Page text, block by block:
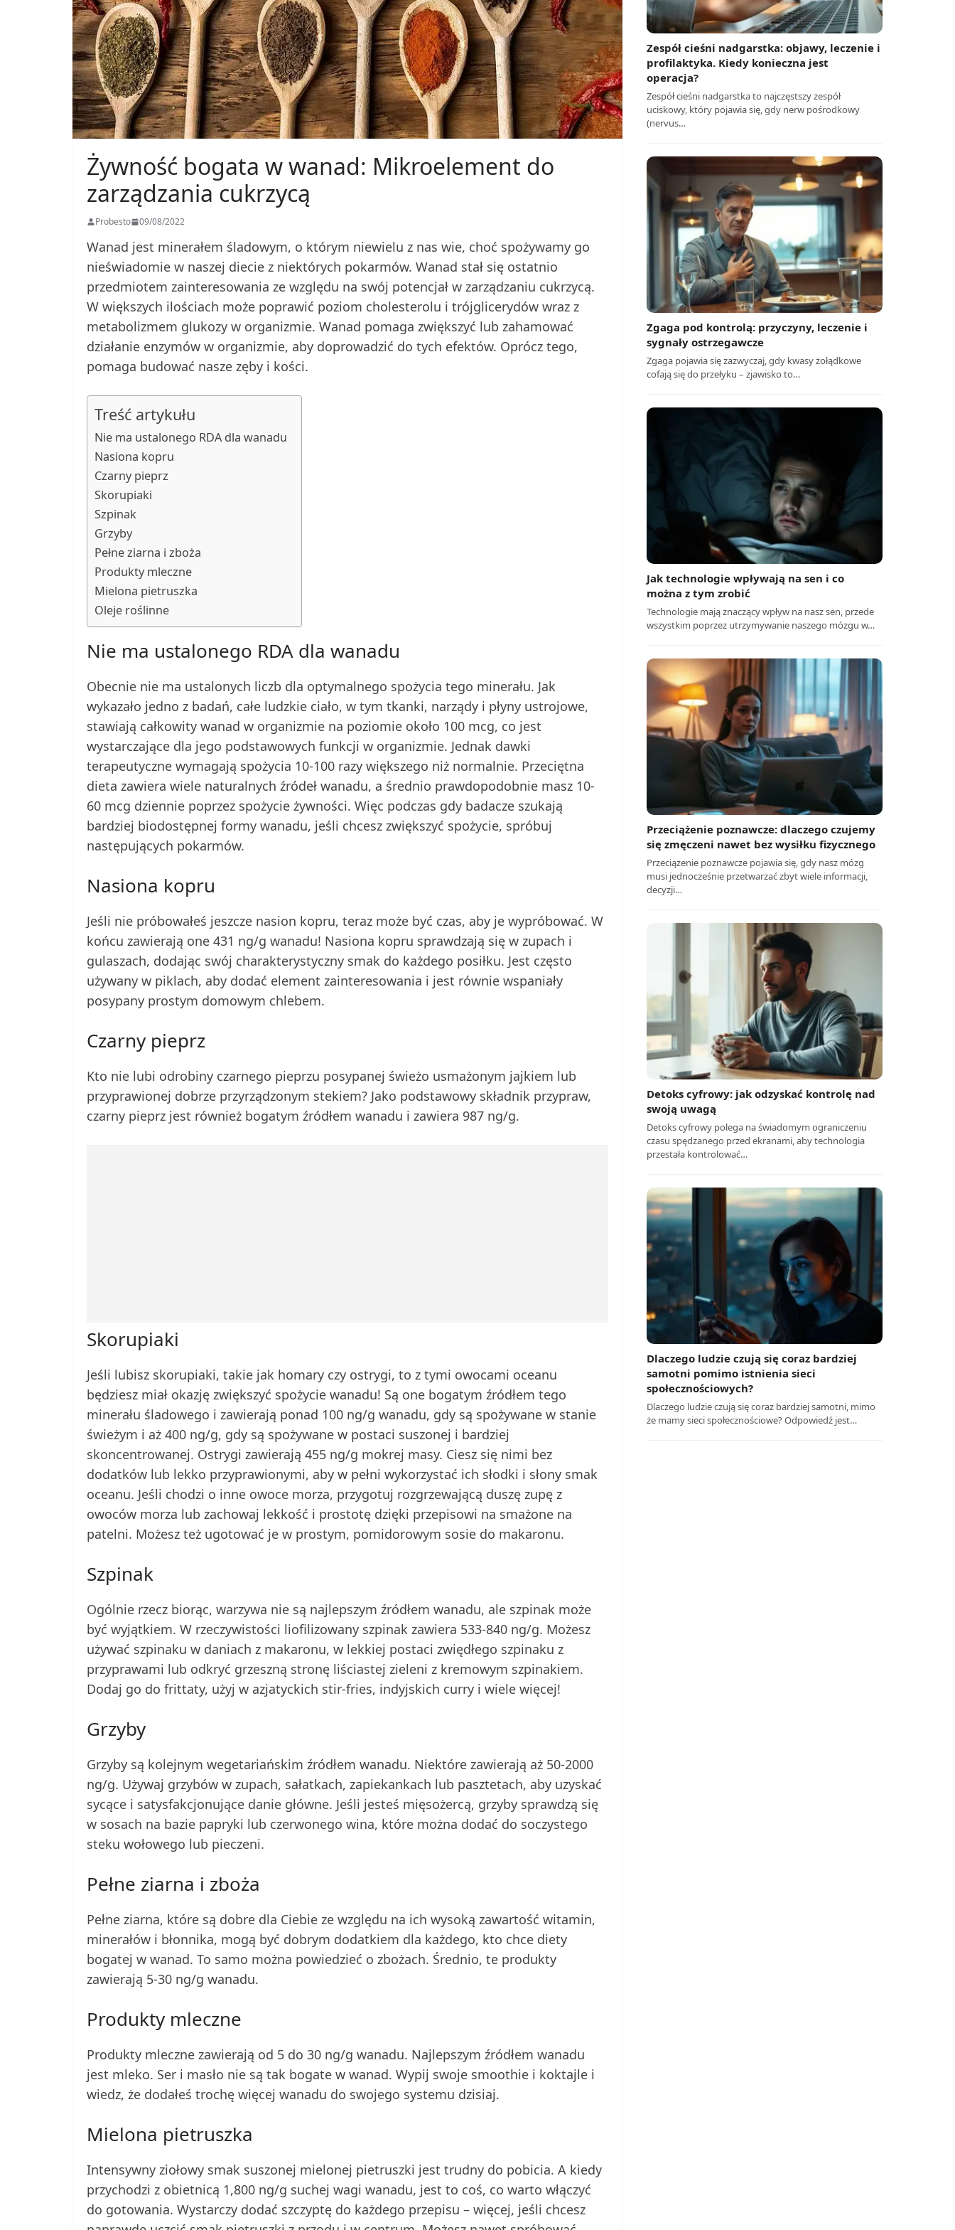
Żywność bogata w wanad: Mikroelement do
zarządzania cukrzycą
Probesto 09/08/2022
Wanad jest minerałem śladowym, o którym niewielu z nas wie, choć spożywamy go
nieświadomie w naszej diecie z niektórych pokarmów. Wanad stał się ostatnio
przedmiotem zainteresowania ze względu na swój potencjał w zarządzaniu cukrzycą.
W większych ilościach może poprawić poziom cholesterolu i trójglicerydów wraz z
metabolizmem glukozy w organizmie. Wanad pomaga zwiększyć lub zahamować
działanie enzymów w organizmie, aby doprowadzić do tych efektów. Oprócz tego,
pomaga budować nasze zęby i kości.
Treść artykułu
Nie ma ustalonego RDA dla wanadu
Nasiona kopru
Czarny pieprz
Skorupiaki
Szpinak
Grzyby
Pełne ziarna i zboża
Produkty mleczne
Mielona pietruszka
Oleje roślinne
Nie ma ustalonego RDA dla wanadu
Obecnie nie ma ustalonych liczb dla optymalnego spożycia tego minerału. Jak
wykazało jedno z badań, całe ludzkie ciało, w tym tkanki, narządy i płyny ustrojowe,
stawiają całkowity wanad w organizmie na poziomie około 100 mcg, co jest
wystarczające dla jego podstawowych funkcji w organizmie. Jednak dawki
terapeutyczne wymagają spożycia 10-100 razy większego niż normalnie. Przeciętna
dieta zawiera wiele naturalnych źródeł wanadu, a średnio prawdopodobnie masz 10-
60 mcg dziennie poprzez spożycie żywności. Więc podczas gdy badacze szukają
bardziej biodostępnej formy wanadu, jeśli chcesz zwiększyć spożycie, spróbuj
następujących pokarmów.
Nasiona kopru
Jeśli nie próbowałeś jeszcze nasion kopru, teraz może być czas, aby je wypróbować. W
końcu zawierają one 431 ng/g wanadu! Nasiona kopru sprawdzają się w zupach i
gulaszach, dodając swój charakterystyczny smak do każdego posiłku. Jest często
używany w piklach, aby dodać element zainteresowania i jest równie wspaniały
posypany prostym domowym chlebem.
Czarny pieprz
Kto nie lubi odrobiny czarnego pieprzu posypanej świeżo usmażonym jajkiem lub
przyprawionej dobrze przyrządzonym stekiem? Jako podstawowy składnik przypraw,
czarny pieprz jest również bogatym źródłem wanadu i zawiera 987 ng/g.
Skorupiaki
Jeśli lubisz skorupiaki, takie jak homary czy ostrygi, to z tymi owocami oceanu
będziesz miał okazję zwiększyć spożycie wanadu! Są one bogatym źródłem tego
minerału śladowego i zawierają ponad 100 ng/g wanadu, gdy są spożywane w stanie
świeżym i aż 400 ng/g, gdy są spożywane w postaci suszonej i bardziej
skoncentrowanej. Ostrygi zawierają 455 ng/g mokrej masy. Ciesz się nimi bez
dodatków lub lekko przyprawionymi, aby w pełni wykorzystać ich słodki i słony smak
oceanu. Jeśli chodzi o inne owoce morza, przygotuj rozgrzewającą duszę zupę z
owoców morza lub zachowaj lekkość i prostotę dzięki przepisowi na smażone na
patelni. Możesz też ugotować je w prostym, pomidorowym sosie do makaronu.
Szpinak
Ogólnie rzecz biorąc, warzywa nie są najlepszym źródłem wanadu, ale szpinak może
być wyjątkiem. W rzeczywistości liofilizowany szpinak zawiera 533-840 ng/g. Możesz
używać szpinaku w daniach z makaronu, w lekkiej postaci zwiędłego szpinaku z
przyprawami lub odkryć grzeszną stronę liściastej zieleni z kremowym szpinakiem.
Dodaj go do frittaty, użyj w azjatyckich stir-fries, indyjskich curry i wiele więcej!
Grzyby
Grzyby są kolejnym wegetariańskim źródłem wanadu. Niektóre zawierają aż 50-2000
ng/g. Używaj grzybów w zupach, sałatkach, zapiekankach lub pasztetach, aby uzyskać
sycące i satysfakcjonujące danie główne. Jeśli jesteś mięsożercą, grzyby sprawdzą się
w sosach na bazie papryki lub czerwonego wina, które można dodać do soczystego
steku wołowego lub pieczeni.
Pełne ziarna i zboża
Pełne ziarna, które są dobre dla Ciebie ze względu na ich wysoką zawartość witamin,
minerałów i błonnika, mogą być dobrym dodatkiem dla każdego, kto chce diety
bogatej w wanad. To samo można powiedzieć o zbożach. Średnio, te produkty
zawierają 5-30 ng/g wanadu.
Produkty mleczne
Produkty mleczne zawierają od 5 do 30 ng/g wanadu. Najlepszym źródłem wanadu
jest mleko. Ser i masło nie są tak bogate w wanad. Wypij swoje smoothie i koktajle i
wiedz, że dodałeś trochę więcej wanadu do swojego systemu dzisiaj.
Mielona pietruszka
Intensywny ziołowy smak suszonej mielonej pietruszki jest trudny do pobicia. A kiedy
przychodzi z obietnicą 1,800 ng/g suchej wagi wanadu, jest to coś, co warto włączyć
do gotowania. Wystarczy dodać szczyptę do każdego przepisu – więcej, jeśli chcesz
Zespół cieśni nadgarstka: objawy, leczenie i
profilaktyka. Kiedy konieczna jest
operacja?
Zespół cieśni nadgarstka to najczęstszy zespół
uciskowy, który pojawia się, gdy nerw pośrodkowy
(nervus…
Zgaga pod kontrolą: przyczyny, leczenie i
sygnały ostrzegawcze
Zgaga pojawia się zazwyczaj, gdy kwasy żołądkowe
cofają się do przełyku – zjawisko to…
Jak technologie wpływają na sen i co
można z tym zrobić
Technologie mają znaczący wpływ na nasz sen, przede
wszystkim poprzez utrzymywanie naszego mózgu w…
Przeciążenie poznawcze: dlaczego czujemy
się zmęczeni nawet bez wysiłku fizycznego
Przeciążenie poznawcze pojawia się, gdy nasz mózg
musi jednocześnie przetwarzać zbyt wiele informacji,
decyzji…
Detoks cyfrowy: jak odzyskać kontrolę nad
swoją uwagą
Detoks cyfrowy polega na świadomym ograniczeniu
czasu spędzanego przed ekranami, aby technologia
przestała kontrolować…
Dlaczego ludzie czują się coraz bardziej
samotni pomimo istnienia sieci
społecznościowych?
Dlaczego ludzie czują się coraz bardziej samotni, mimo
że mamy sieci społecznościowe? Odpowiedź jest…